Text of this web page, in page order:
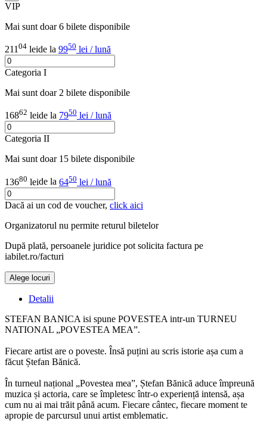
VIP
Mai sunt doar 6 bilete disponibile
211 04 leide la 9950 lei / lună
Categoria I
Mai sunt doar 2 bilete disponibile
16862 leide la 7950 lei / lună
Categoria II
Mai sunt doar 15 bilete disponibile
13680 leide la 6450 lei / lună
Dacă ai un cod de voucher, click aici
Organizatorul nu permite returul biletelor
După plată, persoanele juridice pot solicita factura pe
iabilet.ro/facturi
Alege locuri
Detalii
STEFAN BANICA isi spune POVESTEA intr-un TURNEU
NATIONAL „POVESTEA MEA”.
Fiecare artist are o poveste. Însă puțini au scris istorie așa cum a
făcut Ștefan Bănică.
În turneul național „Povestea mea”, Ștefan Bănică aduce împreună
muzica și actoria, care se împletesc într-o experiență intensă, așa
cum nu ai mai trăit până acum. Fiecare cântec, fiecare moment te
apropie de parcursul unui artist emblematic.